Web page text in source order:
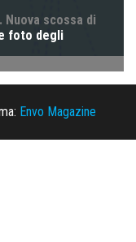
Envo Magazine